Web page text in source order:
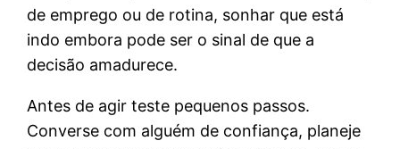
de emprego ou de rotina, sonhar que está
indo embora pode ser o sinal de que a
decisão amadurece.
Antes de agir teste pequenos passos.
Converse com alguém de confiança, planeje